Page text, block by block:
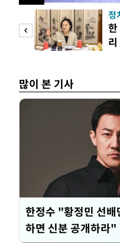
피
정
많이 본 기사
한정수 "황정민 선
하면 신분 공개하라"